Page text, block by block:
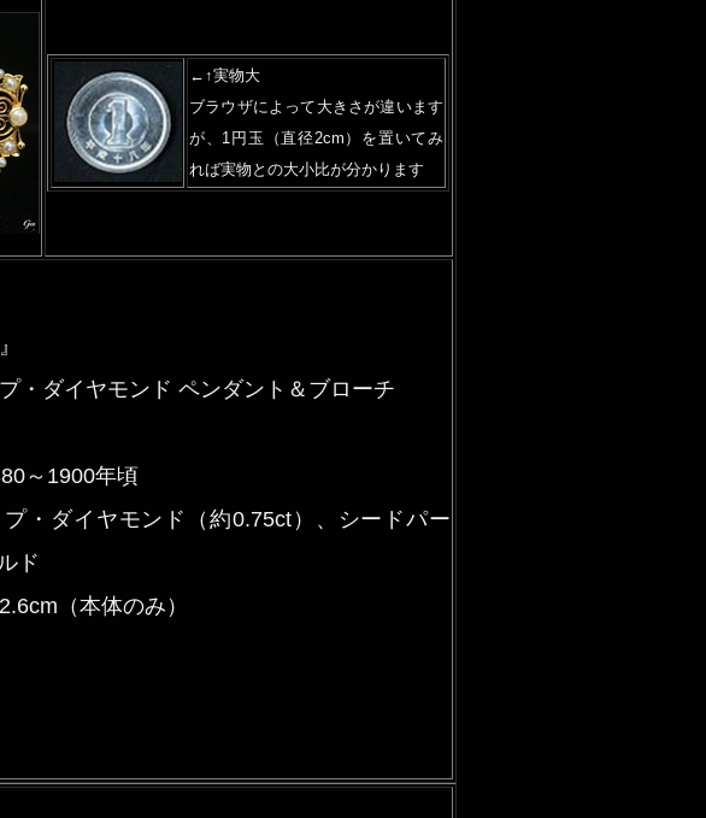
←↑実物大
ブラウザによって大きさが違います
が、1円玉（直径2cm）を置いてみ
れば実物との大小比が分かります
・ダイヤモンド ペンダント＆ブローチ
～1900年頃
・ダイヤモンド（約0.75ct）、シードパー
ド
（本体のみ）